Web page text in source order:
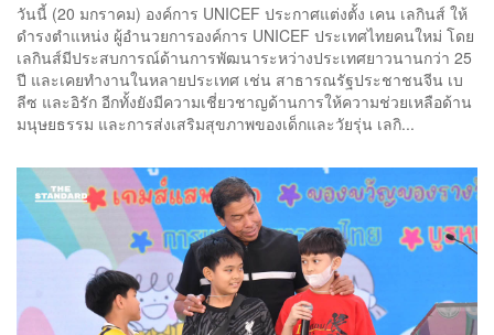
วันนี้ (20 มกราคม) องค์การ UNICEF ประกาศแต่งตั้ง เคน เลกินส์ ให้
ดำรงตำแหน่ง ผู้อำนวยการองค์การ UNICEF ประเทศไทยคนใหม่ โดย
เลกินส์มีประสบการณ์ด้านการพัฒนาระหว่างประเทศยาวนานกว่า 25
ปี และเคยทำงานในหลายประเทศ เช่น สาธารณรัฐประชาชนจีน เบ
ลีซ และอิรัก อีกทั้งยังมีความเชี่ยวชาญด้านการให้ความช่วยเหลือด้าน
มนุษยธรรม และการส่งเสริมสุขภาพของเด็กและวัยรุ่น เลกิ...